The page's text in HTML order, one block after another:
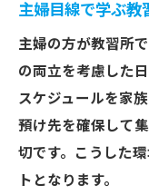
主婦目線で学ぶ教
主婦の方が教習所
の両立を考慮した
スケジュールを家
預け先を確保して
切です。こうした
トとなります。